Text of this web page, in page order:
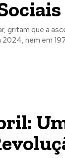
gritam que a